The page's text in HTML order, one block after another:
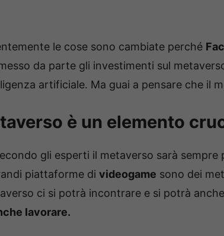
le cose sono cambiate perché
da parte gli investimenti sul
artificiale. Ma guai a pensare che il
è un elemento
gli esperti il metaverso sarà sempre
piattaforme di videogame sono dei
ci si potrà incontrare e si potrà anche
lavorare.